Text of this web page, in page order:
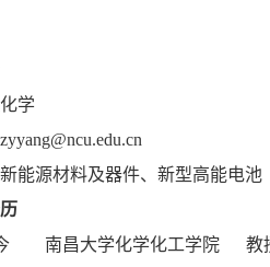
学
能源材料及器件、新型高能电池
今 南昌大学化学化工学院 教